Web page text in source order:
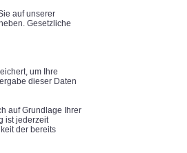
auf unserer
Gesetzliche
um Ihre
dieser Daten
auf Grundlage Ihrer
ist jederzeit
der bereits